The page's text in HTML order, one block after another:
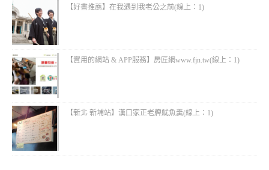
【好書推薦】在我遇到我老公之前(線上：1)
【實用的網站 & APP服務】房匠網www.fjn.tw(線上：1)
【新北 新埔站】漢口家正老牌魷魚羹(線上：1)